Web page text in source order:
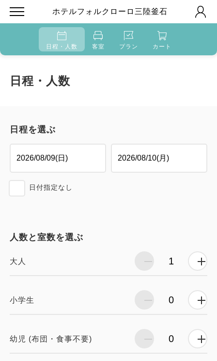
ホテルフォルクローロ三陸釜石
日程・人数 客室 プラン カート
日程・人数
日程を選ぶ
日付指定なし
人数と室数を選ぶ
大人
小学生
幼児 (布団・食事不要)